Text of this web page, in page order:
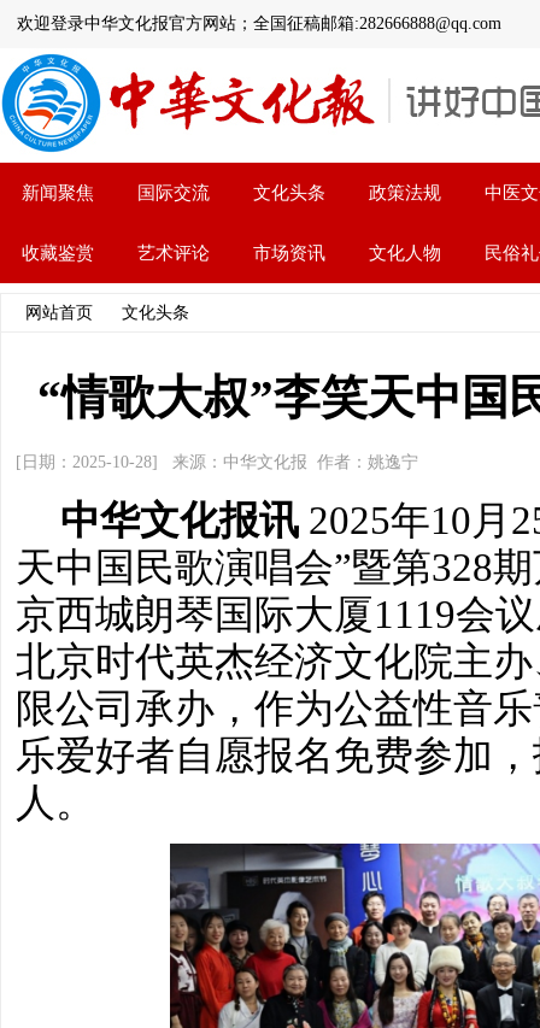
欢迎登录中华文化报官方网站；全国征稿邮箱:282666888@qq.com
新闻聚焦 国际交流 文化头条 政策法规 中医
收藏鉴赏 艺术评论 市场资讯 文化人物 民俗
网站首页 文化头条
“情歌大叔”李笑天中国
[日期：2025-10-28] 来源：中华文化报 作者：姚逸宁
中华文化报讯 2025年10月
天中国民歌演唱会”暨第328
京西城朗琴国际大厦1119会
北京时代英杰经济文化院主
限公司承办，作为公益性音
乐爱好者自愿报名免费参加
人。